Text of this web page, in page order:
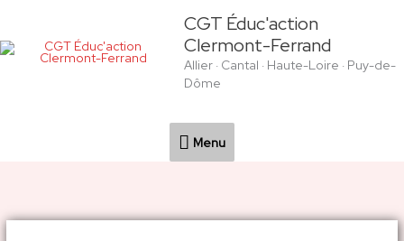
contenu
CGT Éduc'action
Clermont-Ferrand
Allier · Cantal · Haute-Loire · Puy-de-
Dôme
Menu
Menu